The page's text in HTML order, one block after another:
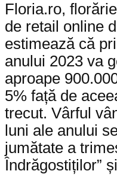
Floria.ro,
de retail online
estimează că
anului 2023 va
aproape
5% față de
trecut. Vârful
luni ale anului
jumătate a
Îndrăgostiților”